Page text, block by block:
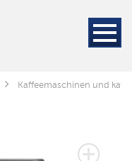
Kaffeemaschinen und